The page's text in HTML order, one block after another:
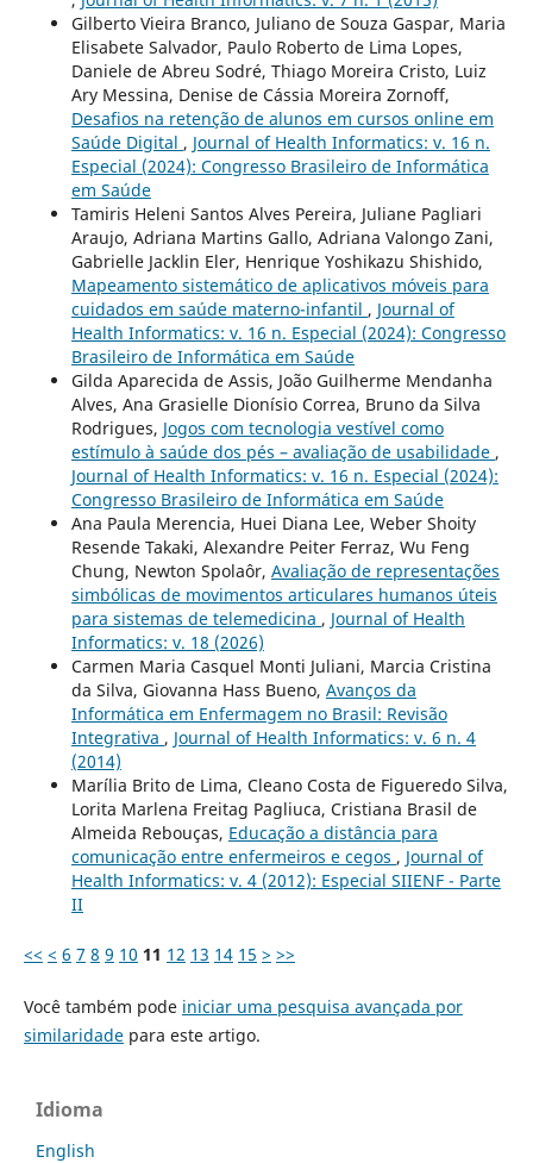
Gilberto Vieira Branco, Juliano de Souza Gaspar, Maria
Elisabete Salvador, Paulo Roberto de Lima Lopes,
Daniele de Abreu Sodré, Thiago Moreira Cristo, Luiz
Ary Messina, Denise de Cássia Moreira Zornoff,
Desafios na retenção de alunos em cursos online em
Saúde Digital , Journal of Health Informatics: v. 16 n.
Especial (2024): Congresso Brasileiro de Informática
em Saúde
Tamiris Heleni Santos Alves Pereira, Juliane Pagliari
Araujo, Adriana Martins Gallo, Adriana Valongo Zani,
Gabrielle Jacklin Eler, Henrique Yoshikazu Shishido,
Mapeamento sistemático de aplicativos móveis para
cuidados em saúde materno-infantil , Journal of
Health Informatics: v. 16 n. Especial (2024): Congresso
Brasileiro de Informática em Saúde
Gilda Aparecida de Assis, João Guilherme Mendanha
Alves, Ana Grasielle Dionísio Correa, Bruno da Silva
Rodrigues, Jogos com tecnologia vestível como
estímulo à saúde dos pés – avaliação de usabilidade ,
Journal of Health Informatics: v. 16 n. Especial (2024):
Congresso Brasileiro de Informática em Saúde
Ana Paula Merencia, Huei Diana Lee, Weber Shoity
Resende Takaki, Alexandre Peiter Ferraz, Wu Feng
Chung, Newton Spolaôr, Avaliação de representações
simbólicas de movimentos articulares humanos úteis
para sistemas de telemedicina , Journal of Health
Informatics: v. 18 (2026)
Carmen Maria Casquel Monti Juliani, Marcia Cristina
da Silva, Giovanna Hass Bueno, Avanços da
Informática em Enfermagem no Brasil: Revisão
Integrativa , Journal of Health Informatics: v. 6 n. 4
(2014)
Marília Brito de Lima, Cleano Costa de Figueredo Silva,
Lorita Marlena Freitag Pagliuca, Cristiana Brasil de
Almeida Rebouças, Educação a distância para
comunicação entre enfermeiros e cegos , Journal of
Health Informatics: v. 4 (2012): Especial SIIENF - Parte
II
<< < 6 7 8 9 10 11 12 13 14 15 > >>
Você também pode iniciar uma pesquisa avançada por
similaridadepara este artigo.
Idioma
English